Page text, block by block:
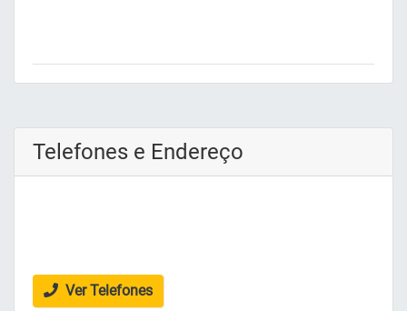
Telefones e Endereço
Ver Telefones